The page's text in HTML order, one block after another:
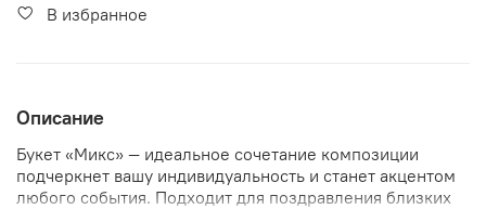
В избранное
Описание
Букет «Микс» — идеальное сочетание композиции
подчеркнет вашу индивидуальность и станет акцентом
любого события. Подходит для поздравления близких